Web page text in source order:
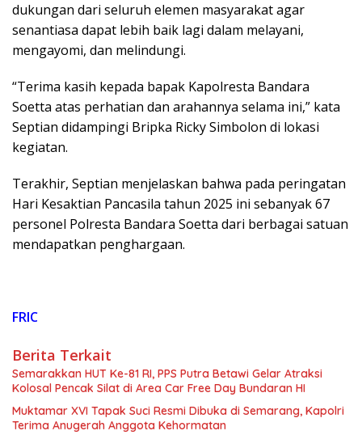
dukungan dari seluruh elemen masyarakat agar
senantiasa dapat lebih baik lagi dalam melayani,
mengayomi, dan melindungi.
“Terima kasih kepada bapak Kapolresta Bandara
Soetta atas perhatian dan arahannya selama ini,” kata
Septian didampingi Bripka Ricky Simbolon di lokasi
kegiatan.
Terakhir, Septian menjelaskan bahwa pada peringatan
Hari Kesaktian Pancasila tahun 2025 ini sebanyak 67
personel Polresta Bandara Soetta dari berbagai satuan
mendapatkan penghargaan.
FRIC
Berita Terkait
Semarakkan HUT Ke-81 RI, PPS Putra Betawi Gelar Atraksi
Kolosal Pencak Silat di Area Car Free Day Bundaran HI
Muktamar XVI Tapak Suci Resmi Dibuka di Semarang, Kapolri
Terima Anugerah Anggota Kehormatan